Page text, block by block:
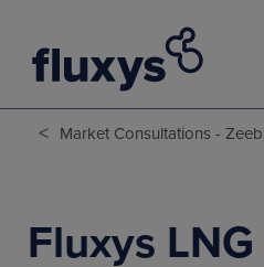
< Market Consultations -
Fluxys